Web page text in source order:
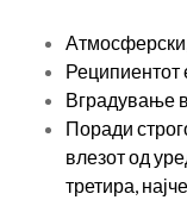
Реципиентот
Вградување
Поради
влезот од
третира,